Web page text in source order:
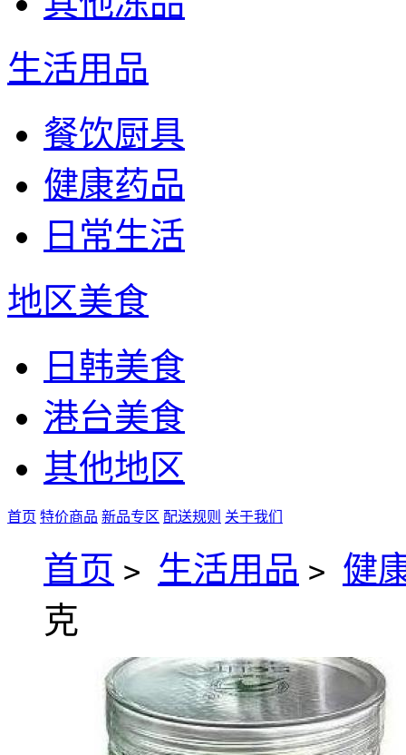
生活用品
餐饮厨具
健康药品
日常生活
地区美食
日韩美食
港台美食
其他地区
首页 特价商品 新品专区 配送规则 关于我们
首页 > 生活用品 > 健
克